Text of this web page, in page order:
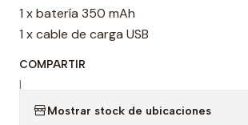
1 x batería 350 mAh
1 x cable de carga USB
COMPARTIR
|
Mostrar stock de ubicaciones